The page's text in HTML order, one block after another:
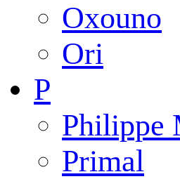
Oxouno
Ori
P
Philippe
Primal